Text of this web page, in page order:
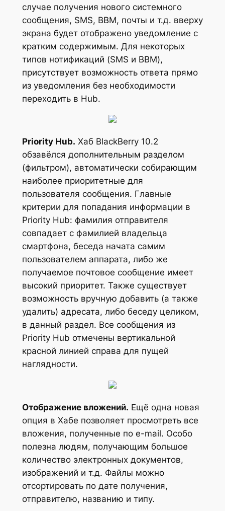
случае получения нового системного
сообщения, SMS, BBM, почты и т.д. вверху
экрана будет отображено уведомление с
кратким содержимым. Для некоторых
типов нотификаций (SMS и BBM),
присутствует возможность ответа прямо
из уведомления без необходимости
переходить в Hub.
Priority Hub. Хаб BlackBerry 10.2
обзавёлся дополнительным разделом
(фильтром), автоматически собирающим
наиболее приоритетные для
пользователя сообщения. Главные
критерии для попадания информации в
Priority Hub: фамилия отправителя
совпадает с фамилией владельца
смартфона, беседа начата самим
пользователем аппарата, либо же
получаемое почтовое сообщение имеет
высокий приоритет. Также существует
возможность вручную добавить (а также
удалить) адресата, либо беседу целиком,
в данный раздел. Все сообщения из
Priority Hub отмечены вертикальной
красной линией справа для пущей
наглядности.
Отображение вложений. Ещё одна новая
опция в Хабе позволяет просмотреть все
вложения, полученные по e-mail. Особо
полезна людям, получающим большое
количество электронных документов,
изображений и т.д. Файлы можно
отсортировать по дате получения,
отправителю, названию и типу.